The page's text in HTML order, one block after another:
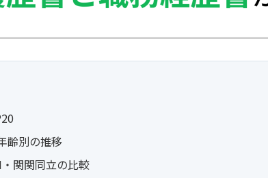
齢別の推移
関関同立の比較